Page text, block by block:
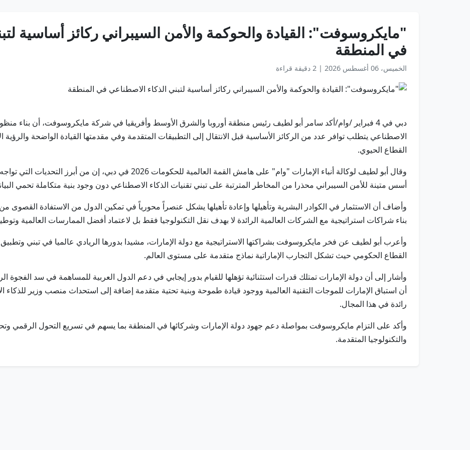
"مايكروسوفت": القيادة والحوكمة والأمن السيبراني ركائز أساسية
في المنطقة
الخميس، 06 أغسطس 2026 | 2 دقيقة قراءة
دبي في 4 فبراير /وام/أكد سامر أبو لطيف رئيس منطقة أوروبا والشرق الأوسط وأفريقيا في شركة مايكروسوفت، أن بناء
الاصطناعي يتطلب توافر عدد من الركائز الأساسية قبل الانتقال إلى التطبيقات المتقدمة وفي مقدمتها القيادة الواضحة والرؤية
القطاع الحيوي.
وقال أبو لطيف لوكالة أنباء الإمارات "وام" على هامش القمة العالمية
أسس متينة للأمن السيبراني محذرا من المخاطر المترتبة على تبني تقنيات الذكاء الاصطناعي دون وجود بنية متكاملة تحمي
وأضاف أن الاستثمار في الكوادر البشرية وتأهيلها وإعادة تأهيلها يشكل عنصراً محورياً في تمكين الدول من الاستفادة القصوى
بناء شراكات استراتيجية مع الشركات العالمية الرائدة لا بهدف نقل التكنولوجيا فقط بل لاعتماد أفضل الممارسات العالمية
وأعرب أبو لطيف عن فخر مايكروسوفت بشراكتها الاستراتيجية مع دولة الإمارات، مشيدا بدورها الريادي عالميا في تبني
القطاع الحكومي حيث تشكل التجارب الإماراتية نماذج متقدمة على مستوى العالم.
وأشار إلى أن دولة الإمارات تمتلك قدرات استثنائية تؤهلها للقيام بدور إيجابي في دعم الدول العربية للمساهمة في سد الفجوة
أن استباق الإمارات للموجات التقنية العالمية ووجود قيادة طموحة وبنية تحتية متقدمة إضافة إلى استحداث منصب وزير للذكاء
رائدة في هذا المجال.
وأكد على التزام مايكروسوفت بمواصلة دعم جهود دولة الإمارات وشركائها في المنطقة بما يسهم في تسريع التحول الرقمي
والتكنولوجيا المتقدمة.